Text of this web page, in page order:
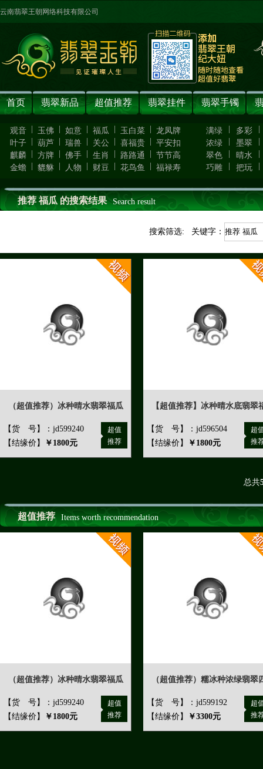
云南翡翠王朝网络科技有限公司
首页 翡翠新品 超值推荐 翡翠挂件 翡翠手镯
观音 玉佛 如意 福瓜 玉白菜
龙凤牌
叶子
葫芦 瑞兽 关公 喜福贵
平安扣
麒麟
方牌 佛手 生肖 路路通
节节高
金蟾
貔貅 人物 财豆 花鸟鱼 福禄寿
满绿 多彩
浓绿
墨翠
翠色
晴水
巧雕
把玩
推荐 福瓜 的搜索结果 Search result
搜索筛选: 关键字：
（超值推荐）冰种晴水翡翠福瓜
【货 号】：jd599240
【结缘价】
￥1800元
超值
推荐
【超值推荐】冰种晴水底翡翠
【货 号】：jd596504
【结缘价】
￥1800元
超
推
总共
超值推荐 Items worth recommendation
（超值推荐）冰种晴水翡翠福瓜
【货 号】：jd599240
【结缘价】
￥1800元
超值
推荐
（超值推荐）糯冰种浓绿翡翠
【货 号】：jd599192
【结缘价】
￥3300元
超
推